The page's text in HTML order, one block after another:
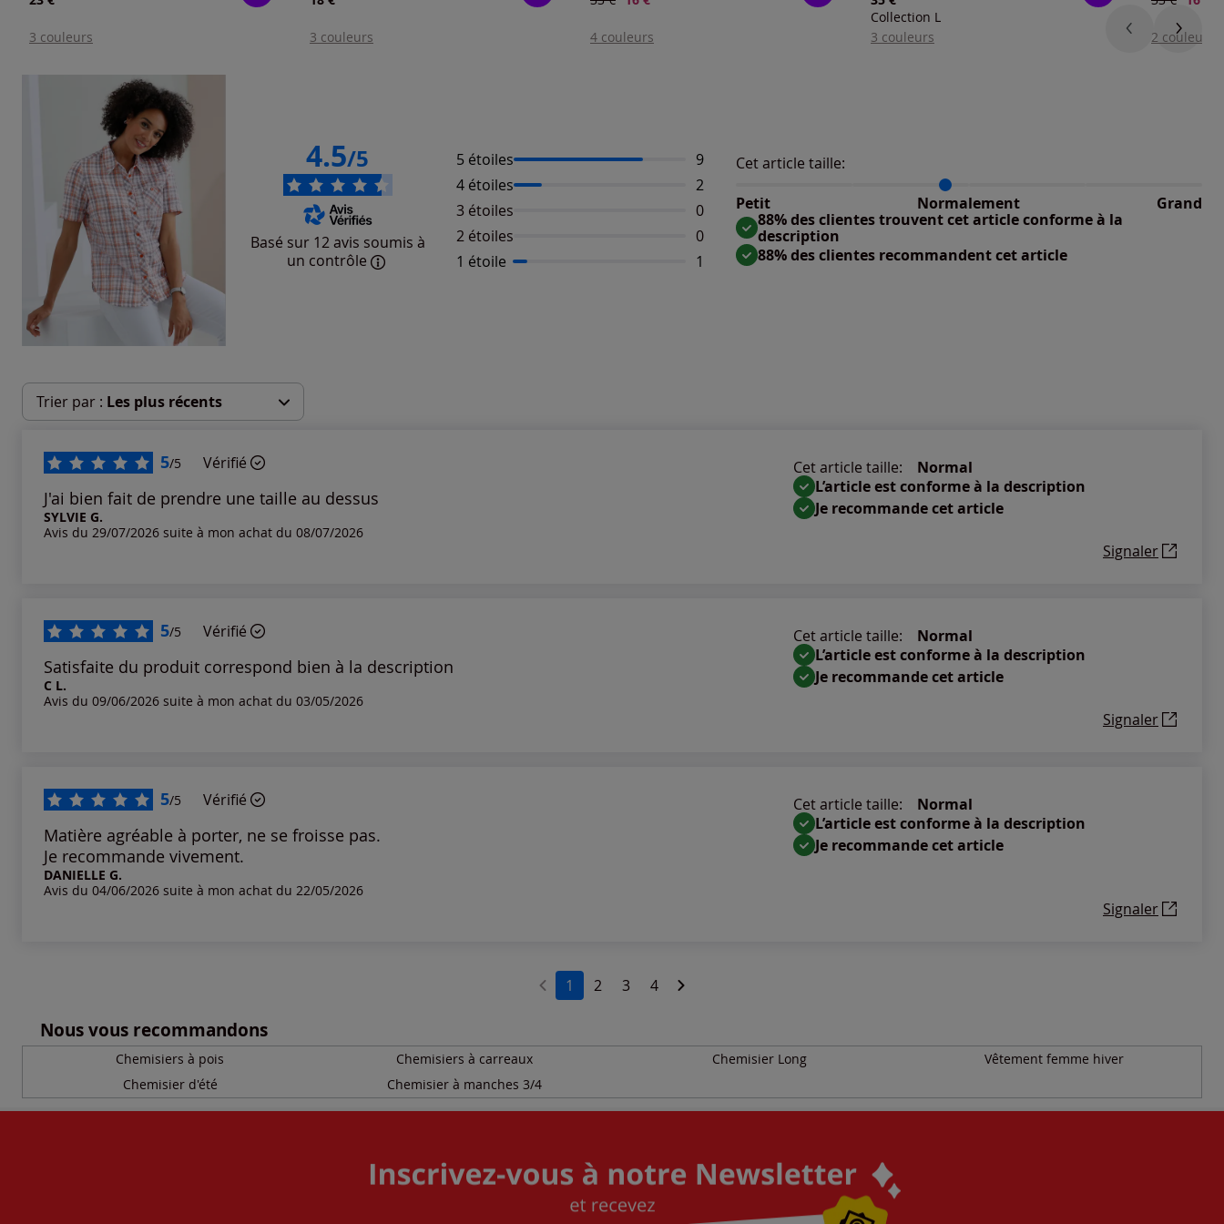
3 couleurs 3 couleurs 4 couleurs
Collection L
3 couleurs
2 couleurs
4.5/5
Basé sur 12 avis soumis à
un contrôle
5 étoiles Nombre d'avis :
9
4 étoiles
Nombre d'avis :
2
3 étoiles
Aucun avis disponible
0
2 étoiles
Aucun avis disponible
0
1 étoile
Nombre d'avis :
1
Cet article taille:
Petit
Normalement Grand
Répartition du taillant selon les avis clients
Taille normalement : 89%
Taille grand : 0%
88% des clientes trouvent cet article conforme à la
description
88% des clientes recommandent cet article
Trier par : Les plus récents
Les plus anciens
5/5 Vérifié
J'ai bien fait de prendre une taille au dessus
SYLVIE G.
Avis du 29/07/2026 suite à mon achat du 08/07/2026
Cet article taille:
Normal
L’article est conforme à la description
Je recommande cet article
Signaler
5/5 Vérifié
Satisfaite du produit correspond bien à la description
C L.
Avis du 09/06/2026 suite à mon achat du 03/05/2026
Cet article taille:
Normal
L’article est conforme à la description
Je recommande cet article
Signaler
5/5 Vérifié
Matière agréable à porter, ne se froisse pas.
Je recommande vivement.
DANIELLE G.
Avis du 04/06/2026 suite à mon achat du 22/05/2026
Cet article taille:
Normal
L’article est conforme à la description
Je recommande cet article
Signaler
1 2 3 4
Nous vous recommandons
Chemisiers à pois
Chemisier d'été
Chemisiers à carreaux
Chemisier à manches 3/4
Chemisier Long Vêtement femme hiver